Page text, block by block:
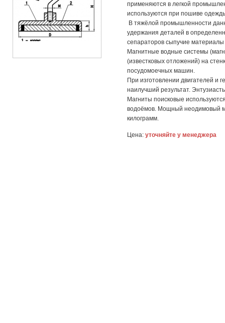
применяются в легкой
используются при пошиве
В тяжёлой промышленности
удержания деталей в
сепараторов сыпучие
Магнитные водные системы
(известковых отложений) на
посудомоечных машин.
При изготовлении двигателей и
наилучший результат.
Магниты поисковые
водоёмов. Мощный неодимовый
килограмм.
Цена:уточняйте у менеджера